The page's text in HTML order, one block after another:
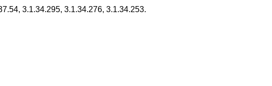
3.1.34.295, 3.1.34.276, 3.1.34.253.